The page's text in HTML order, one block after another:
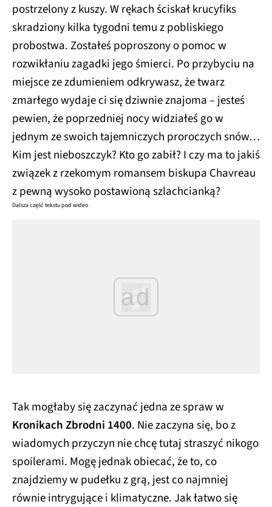
postrzelony z kuszy. W rękach ściskał krucyfiks
skradziony kilka tygodni temu z pobliskiego
probostwa. Zostałeś poproszony o pomoc w
rozwikłaniu zagadki jego śmierci. Po przybyciu na
miejsce ze zdumieniem odkrywasz, że twarz
zmarłego wydaje ci się dziwnie znajoma – jesteś
pewien, że poprzedniej nocy widziałeś go w
jednym ze swoich tajemniczych proroczych snów…
Kim jest nieboszczyk? Kto go zabił? I czy ma to jakiś
związek z rzekomym romansem biskupa Chavreau
z pewną wysoko postawioną szlachcianką?
Dalsza część tekstu pod wideo
ad
Tak mogłaby się zaczynać jedna ze spraw w
Kronikach Zbrodni 1400. Nie zaczyna się, bo z
wiadomych przyczyn nie chcę tutaj straszyć nikogo
spoilerami. Mogę jednak obiecać, że to, co
znajdziemy w pudełku z grą, jest co najmniej
równie intrygujące i klimatyczne. Jak łatwo się